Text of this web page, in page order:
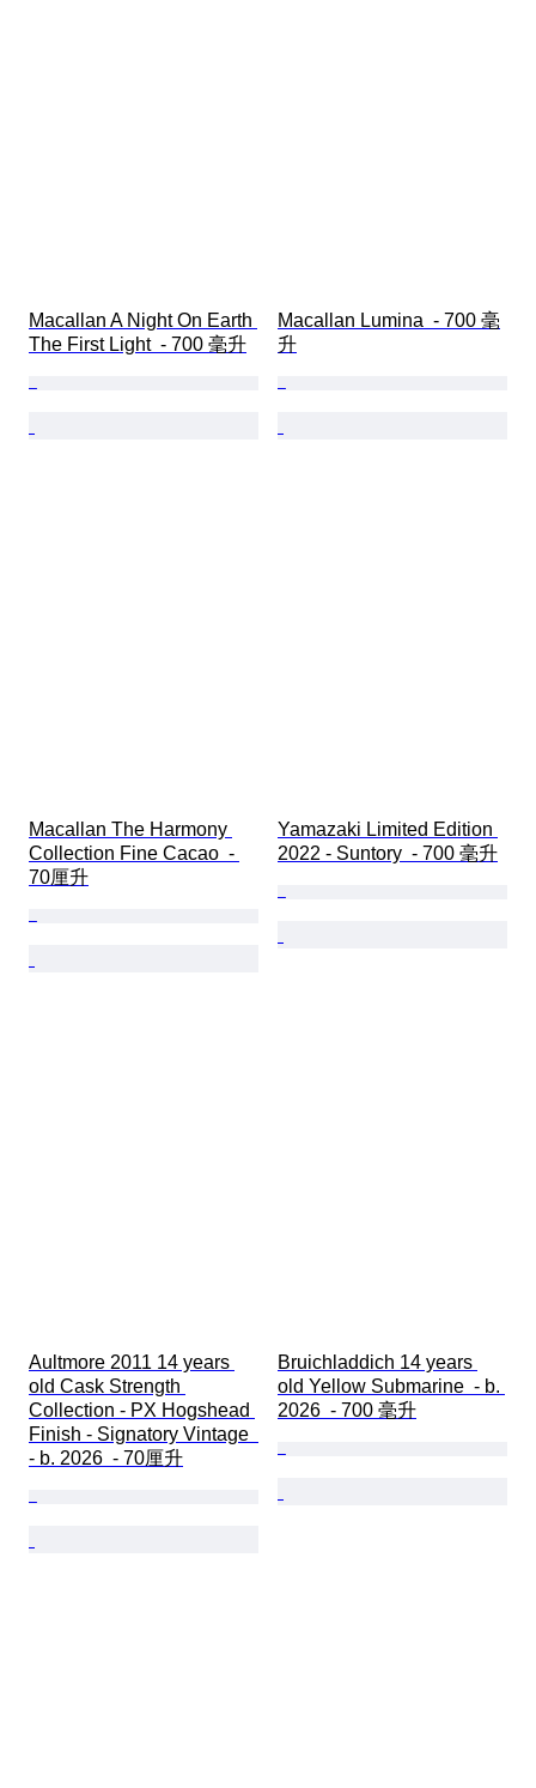
Macallan A Night On Earth
The First Light  - 700 毫升
Macallan Lumina  - 700 毫
升
Macallan The Harmony
Collection Fine Cacao  -
70厘升
Yamazaki Limited Edition
2022 - Suntory  - 700 毫升
Aultmore 2011 14 years
old Cask Strength
Collection - PX Hogshead
Finish - Signatory Vintage
- b. 2026  - 70厘升
Bruichladdich 14 years
old Yellow Submarine  - b.
2026  - 700 毫升